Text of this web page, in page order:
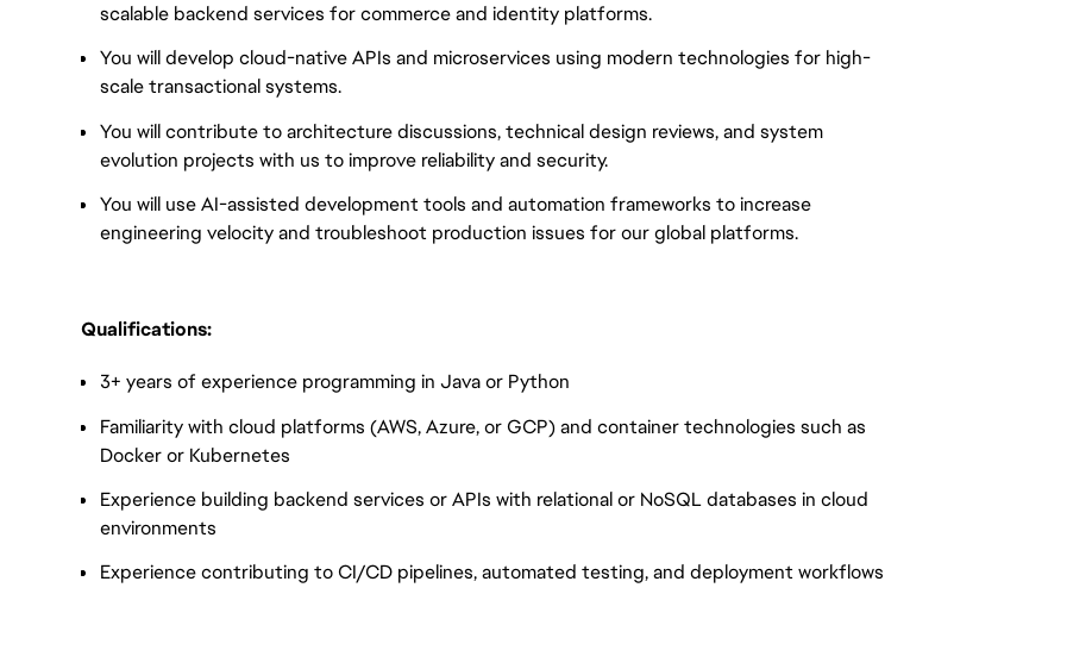
scalable backend services for commerce and identity platforms.
You will develop cloud-native APIs and microservices using modern technologies for high-
scale transactional systems.
You will contribute to architecture discussions, technical design reviews, and system
evolution projects with us to improve reliability and security.
You will use AI-assisted development tools and automation frameworks to increase
engineering velocity and troubleshoot production issues for our global platforms.
Qualifications:
3+ years of experience programming in Java or Python
Familiarity with cloud platforms (AWS, Azure, or GCP) and container technologies such as
Docker or Kubernetes
Experience building backend services or APIs with relational or NoSQL databases in cloud
environments
Experience contributing to CI/CD pipelines, automated testing, and deployment workflows